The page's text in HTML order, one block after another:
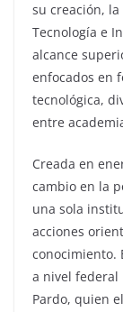
su creación,
Tecnología e
alcance
enfocados en
tecnológica,
entre
Creada en
cambio en la
una sola
acciones
conocimiento.
a nivel federal
Pardo, quien